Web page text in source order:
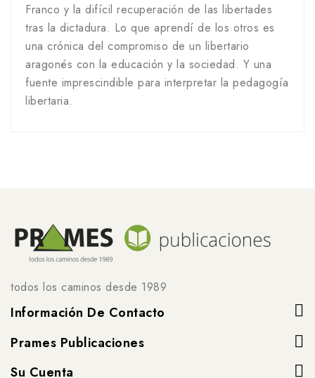
Franco y la difícil recuperación de las libertades
tras la dictadura. Lo que aprendí de los otros es
una crónica del compromiso de un libertario
aragonés con la educación y la sociedad. Y una
fuente imprescindible para interpretar la pedagogía
libertaria.
todos los caminos desde 1989
Información De Contacto
Prames Publicaciones
Su Cuenta